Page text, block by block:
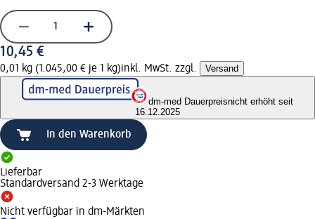
10,45 €
0,01 kg (1.045,00 € je 1 kg)inkl. MwSt. zzgl. Versand
dm-med Dauerpreisnicht erhöht seit
16.12.2025
In den Warenkorb
Lieferbar
Standardversand 2-3 Werktage
Nicht verfügbar in dm-Märkten